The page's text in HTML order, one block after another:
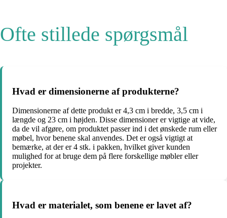
Ofte stillede spørgsmål
Hvad er dimensionerne af produkterne?
Dimensionerne af dette produkt er 4,3 cm i bredde, 3,5 cm i
længde og 23 cm i højden. Disse dimensioner er vigtige at vide,
da de vil afgøre, om produktet passer ind i det ønskede rum eller
møbel, hvor benene skal anvendes. Det er også vigtigt at
bemærke, at der er 4 stk. i pakken, hvilket giver kunden
mulighed for at bruge dem på flere forskellige møbler eller
projekter.
Hvad er materialet, som benene er lavet af?